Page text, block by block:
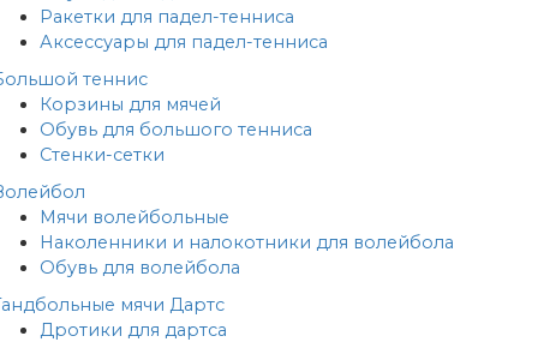
Ракетки для падел-тенниса
Аксессуары для падел-тенниса
теннис
Корзины для мячей
Обувь для большого тенниса
Стенки-сетки
Мячи волейбольные
Наколенники и налокотники для волейбола
Обувь для волейбола
мячи Дартс
Дротики для дартса